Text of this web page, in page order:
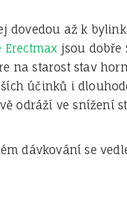
dovedou až k
Erectmax jsou dobře
na starost stav
účinků i
odráží ve snížení
dávkování se